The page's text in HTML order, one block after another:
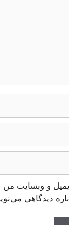
و وبسایت من
دیدگاهی